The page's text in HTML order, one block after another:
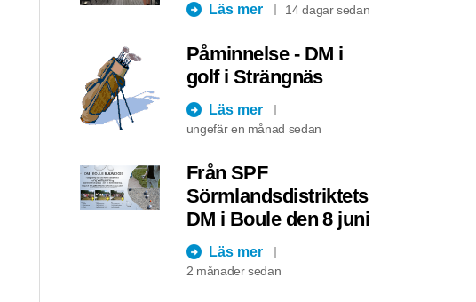
Läs mer 14 dagar sedan
Påminnelse - DM i
golf i Strängnäs
Läs mer
ungefär en månad sedan
Från SPF
Sörmlandsdistriktets
DM i Boule den 8 juni
Läs mer
2 månader sedan